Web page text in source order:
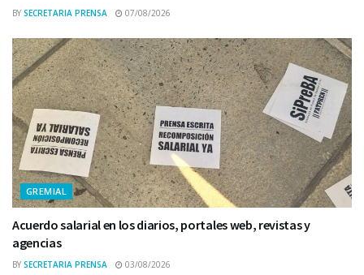
BY SECRETARIA PRENSA 07/08/2026
GREMIAL
Acuerdo salarial en los diarios, portales web, revistas y
agencias
BY SECRETARIA PRENSA 03/08/2026